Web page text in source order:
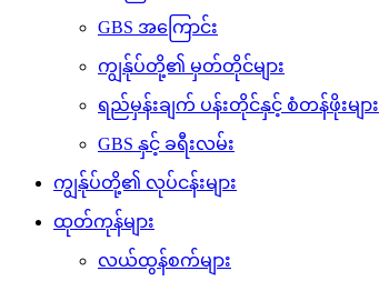
GBS အကြောင်း
ကျွန်ုပ်တို့၏ မှတ်တိုင်များ
ရည်မှန်းချက် ပန်းတိုင်နှင့် စံတန်ဖိုးများ
GBS နှင့် ခရီးလမ်း
ကျွန်ုပ်တို့၏ လုပ်ငန်းများ
ထုတ်ကုန်များ
လယ်ထွန်စက်များ